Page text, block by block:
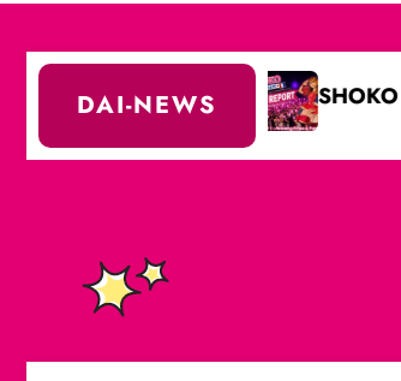
DAI-NEWS
tout (partie 2) SHOKO in PARIS ~